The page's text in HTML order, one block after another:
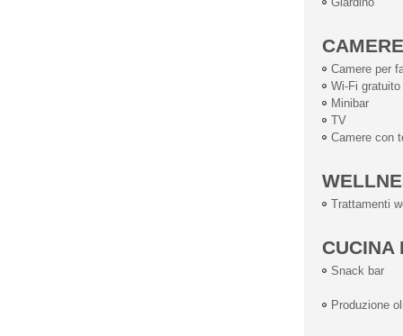
CAMERE
Camere per
Wi-Fi gratuito
Minibar
TV
Camere con
Trattamenti
CUCINA
Snack bar
Produzione